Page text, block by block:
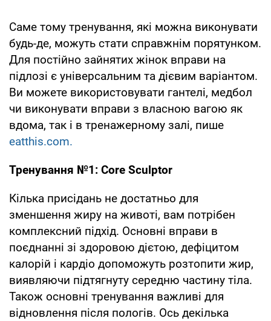
Саме тому тренування, які можна виконувати
будь-де, можуть стати справжнім порятунком.
Для постійно зайнятих жінок вправи на
підлозі є універсальним та дієвим варіантом.
Ви можете використовувати гантелі, медбол
чи виконувати вправи з власною вагою як
вдома, так і в тренажерному залі, пише
eatthis.com.
Тренування №1: Core Sculptor
Кілька присідань не достатньо для
зменшення жиру на животі, вам потрібен
комплексний підхід. Основні вправи в
поєднанні зі здоровою дієтою, дефіцитом
калорій і кардіо допоможуть розтопити жир,
виявляючи підтягнуту середню частину тіла.
Також основні тренування важливі для
відновлення після пологів. Ось декілька